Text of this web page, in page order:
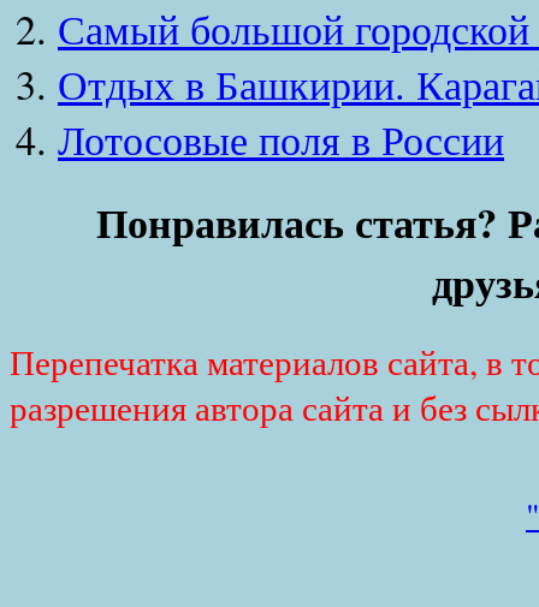
Самый большой городской
Отдых в Башкирии.
Лотосовые поля в России
Понравилась статья?
Перепечатка материалов сайта, в
разрешения автора сайта и без